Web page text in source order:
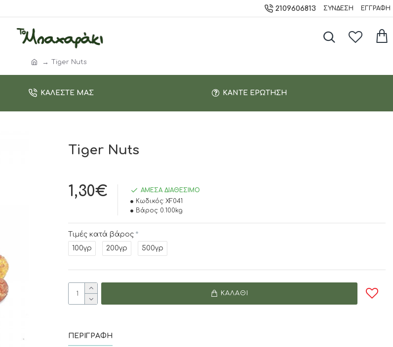
2109606813 ΣΎΝΔΕΣΗ ΕΓΓΡΑΦΉ
Τiger Nuts
ΚΑΛΈΣΤΕ ΜΑΣ ΚΆΝΤΕ ΕΡΏΤΗΣΗ
Τiger Nuts
1,30€
ΆΜΕΣΑ ΔΙΑΘΈΣΙΜΟ
Κωδικός: XF041
Βάρος: 0.100kg
Τιμές κατά βάρος
100γρ
200γρ 500γρ
ΚΑΛΆΘΙ
ΠΕΡΙΓΡΑΦΉ